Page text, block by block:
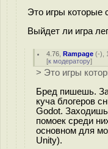
Это игры которые
Выйдет ли игра
4.76 ,Rampage (-),
[к модератору]
> Это игры
Бред пишешь.
куча блогеров
Godot.
пoмoек среди
основном для
Unity).